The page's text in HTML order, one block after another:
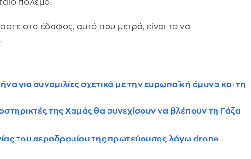
πόλεμο.
στο έδαφος, αυτό που μετρά, είναι το να
για συνομιλίες σχετικά με την ευρωπαϊκή άμυνα και τη
της Χαμάς θα συνεχίσουν να βλέπουν τη Γάζα
του αεροδρομίου της πρωτεύουσας λόγω drone